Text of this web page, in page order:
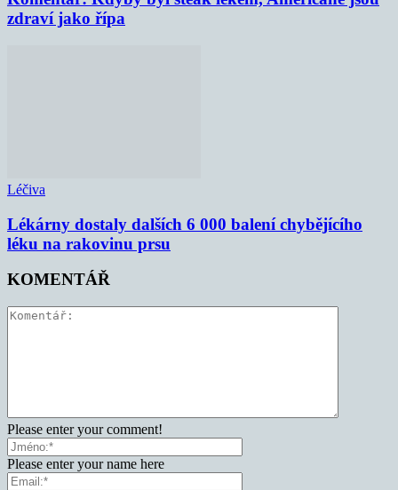
zdraví jako řípa
Léčiva
Lékárny dostaly dalších 6 000 balení chybějícího
léku na rakovinu prsu
KOMENTÁŘ
Please enter your comment!
Please enter your name here